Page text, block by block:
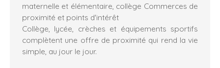
maternelle et élémentaire, collège Commerces de
proximité et points d'intérêt
Collège, lycée, crèches et équipements sportifs
complètent une offre de proximité qui rend la vie
simple, au jour le jour.